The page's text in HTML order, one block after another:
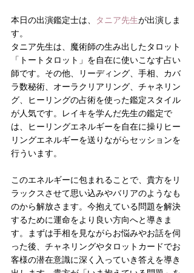
本日の出演鑑定士は、 タニア先生が出演しま
す。
タニア先生は、魔術師の生み出したタロット
「トートタロット」を自在に使いこなす占い
師です。その他、リーディング、手相、カバ
ラ数秘術、オーラクリアリング、チャネリン
グ、ヒーリングの占術を使った鑑定スタイル
が人気です。レイキを学んだ先生の鑑定で
は、ヒーリングエネルギーを自在に操りヒー
リングエネルギーを送りながらセッションを
行ういます。
このエネルギーに包まれることで、貴方をリ
ラックスさせて思い込みやバリアのようなも
のから解放さます。今抱えている問題を解決
するために運命をより良い方向へと導きま
す。まずは手相を見ながらお悩みやお話を伺
った後、チャネリングやタロットカードでお
客様の潜在意識に深く入っていき答えを導き